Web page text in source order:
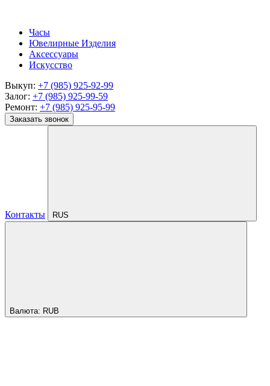
Часы
Ювелирные Изделия
Аксессуары
Искусство
Выкуп: +7 (985) 925-92-99
Залог: +7 (985) 925-99-59
Ремонт: +7 (985) 925-95-99
Заказать звонок
Контакты RUS
Валюта: RUB